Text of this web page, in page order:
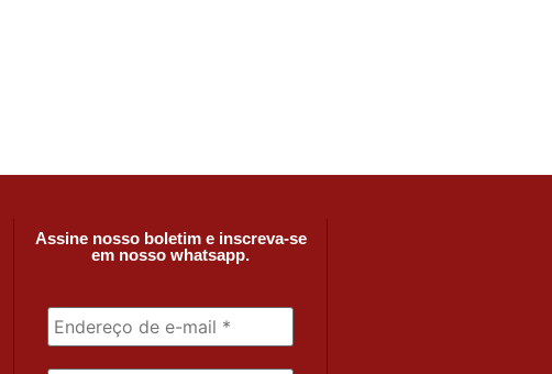
Assine nosso boletim e inscreva-se
em nosso whatsapp.